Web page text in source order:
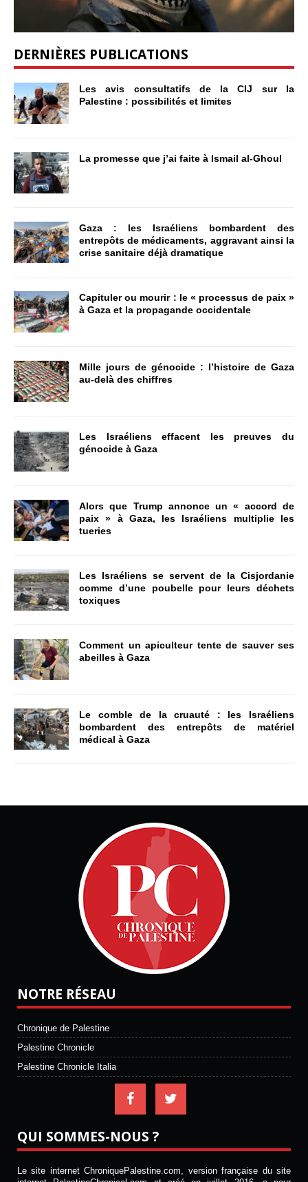
DERNIÈRES PUBLICATIONS
Les avis consultatifs de la CIJ sur la
Palestine : possibilités et limites
La promesse que j’ai faite à Ismail al-Ghoul
Gaza : les Israéliens bombardent des
entrepôts de médicaments, aggravant ainsi la
crise sanitaire déjà dramatique
Capituler ou mourir : le « processus de paix »
à Gaza et la propagande occidentale
Mille jours de génocide : l’histoire de Gaza
au-delà des chiffres
Les Israéliens effacent les preuves du
génocide à Gaza
Alors que Trump annonce un « accord de
paix » à Gaza, les Israéliens multiplie les
tueries
Les Israéliens se servent de la Cisjordanie
comme d’une poubelle pour leurs déchets
toxiques
Comment un apiculteur tente de sauver ses
abeilles à Gaza
Le comble de la cruauté : les Israéliens
bombardent des entrepôts de matériel
médical à Gaza
NOTRE RÉSEAU
Chronique de Palestine
Palestine Chronicle
Palestine Chronicle Italia
QUI SOMMES-NOUS ?
Le site internet ChroniquePalestine.com, version française du site